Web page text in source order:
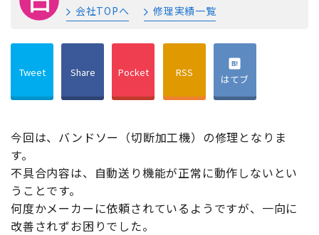
会社TOPへ 修理実績一覧
Tweet Share Pocket RSS はてブ
今回は、バンドソー（切断加工機）の修理となりま
す。
不具合内容は、自動送り機能が正常に動作しないとい
うことです。
何度かメーカーに依頼されているようですが、一向に
改善されずお困りでした。